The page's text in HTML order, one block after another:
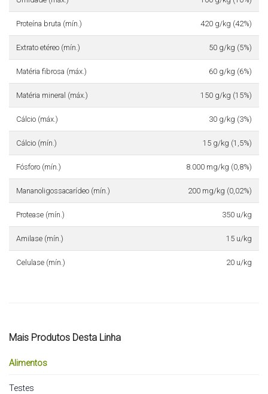
Proteína bruta (mín.) 420 g/kg (42%)
Extrato etéreo (mín.) 50 g/kg (5%)
Matéria fibrosa (máx.) 60 g/kg (6%)
Matéria mineral (máx.) 150 g/kg (15%)
Cálcio (máx.) 30 g/kg (3%)
Cálcio (mín.) 15 g/kg (1,5%)
Fósforo (mín.) 8.000 mg/kg (0,8%)
Mananoligossacarídeo (mín.) 200 mg/kg (0,02%)
Protease (mín.) 350 u/kg
Amilase (mín.) 15 u/kg
Celulase (mín.) 20 u/kg
Mais Produtos Desta Linha
Alimentos
Testes